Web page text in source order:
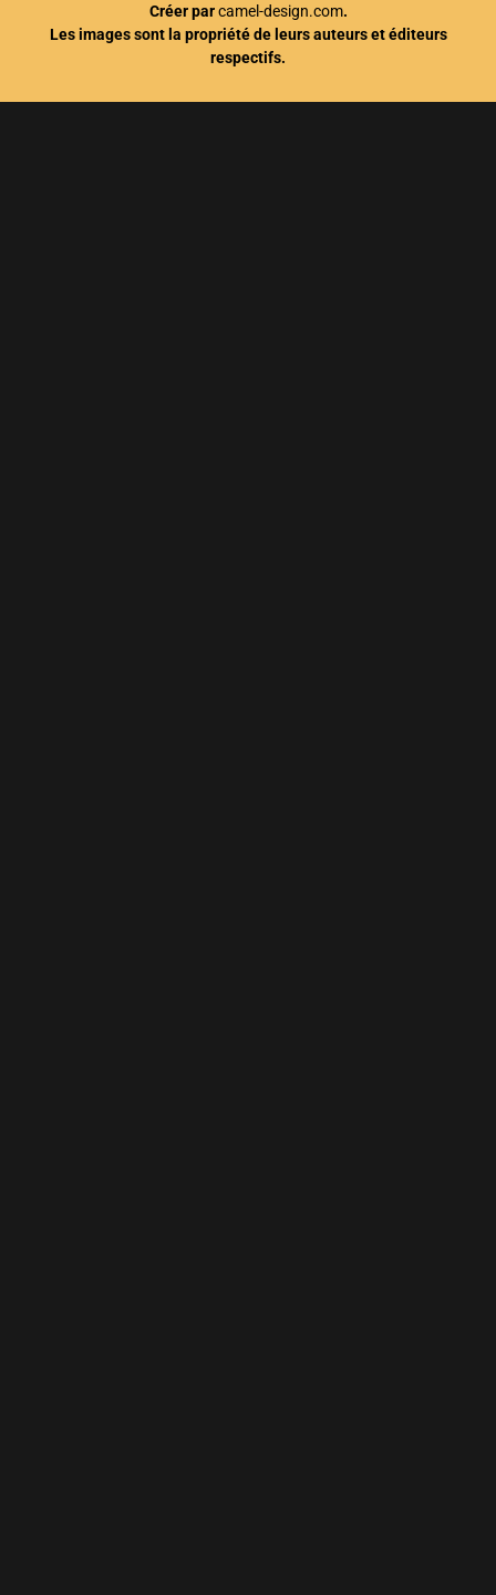
Créer parcamel-design.com.
Les images sont la propriété de leurs auteurs et éditeurs
respectifs.